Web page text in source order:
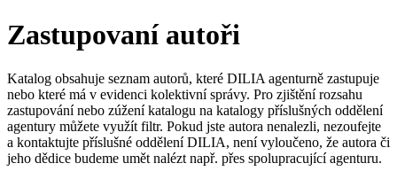
Zastupovaní autoři
Katalog obsahuje seznam autorů, které DILIA agenturně zastupuje
nebo které má v evidenci kolektivní správy. Pro zjištění rozsahu
zastupování nebo zúžení katalogu na katalogy příslušných oddělení
agentury můžete využít filtr. Pokud jste autora nenalezli, nezoufejte
a kontaktujte příslušné oddělení DILIA, není vyloučeno, že autora či
jeho dědice budeme umět nalézt např. přes spolupracující agenturu.